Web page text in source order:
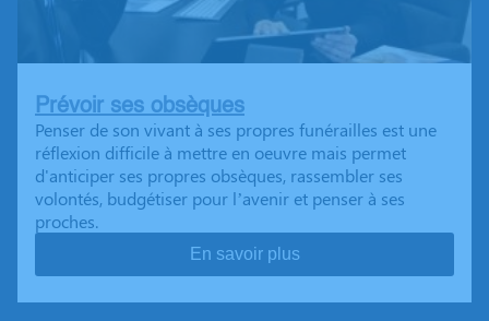
Prévoir ses obsèques
Penser de son vivant à ses propres funérailles est une
réflexion difficile à mettre en oeuvre mais permet
d'anticiper ses propres obsèques, rassembler ses
volontés, budgétiser pour l’avenir et penser à ses
proches.
En savoir plus